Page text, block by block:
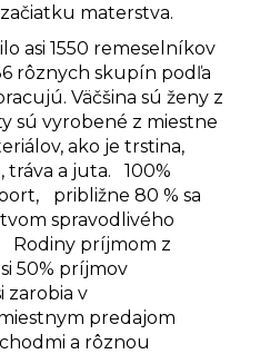
materstva.
asi 1550 remeselníkov
rôznych skupín podľa
Väčšina sú ženy z
sú vyrobené z miestne
ako je trstina,
tráva a juta.
100%
približne 80 % sa
spravodlivého
Rodiny príjmom z
50% príjmov
zarobia v
predajom
a rôznou